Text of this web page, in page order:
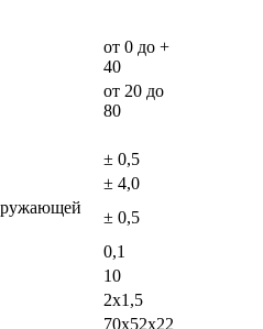
от 0 до +
40
от 20 до
80
± 0,5
± 4,0
± 0,5
0,1
10
2х1,5
70х52х22